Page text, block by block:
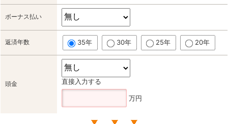
ボーナス払い
返済年数 35年 30年 25年 20年
頭金 直接入力する
万円